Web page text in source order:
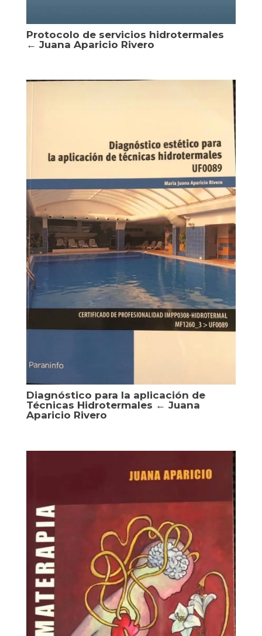
Protocolo de servicios hidrotermales
← Juana Aparicio Rivero
Diagnóstico para la aplicación de
Técnicas Hidrotermales ← Juana
Aparicio Rivero